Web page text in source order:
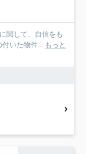
関して、自信をも
付いた物件... もっと